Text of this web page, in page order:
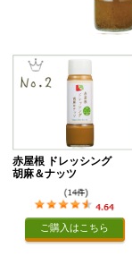
赤屋根 ドレッシング
胡麻＆ナッツ
ご購入はこちら